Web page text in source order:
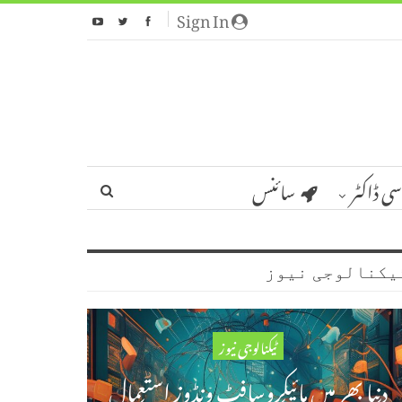
Sign In
ڈاکٹر سائنس
نیوز
ٹیکنالوجی نیوز
دنیا بھر میں مائیکروسافٹ ونڈوز استعمال